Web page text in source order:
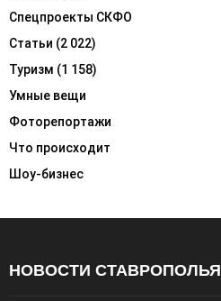
Спецпроекты СКФО
Статьи (2 022)
Туризм (1 158)
Умные вещи
Фоторепортажи
Что происходит
Шоу-бизнес
НОВОСТИ СТАВРОПОЛЬЯ